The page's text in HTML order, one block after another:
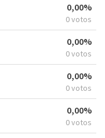
0,00%
0 votos
0,00%
0 votos
0,00%
0 votos
0,00%
0 votos